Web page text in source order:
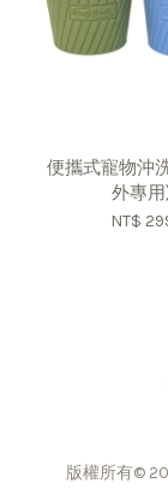
便攜式寵物沖
外專用
NT$
版權所有©